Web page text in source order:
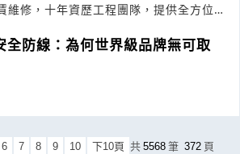
維修，十年資歷工程團隊，提供全方位物
全防線：為何世界級品牌無可取
6 7 8 9 10 下10頁 共 5568 筆 372 頁